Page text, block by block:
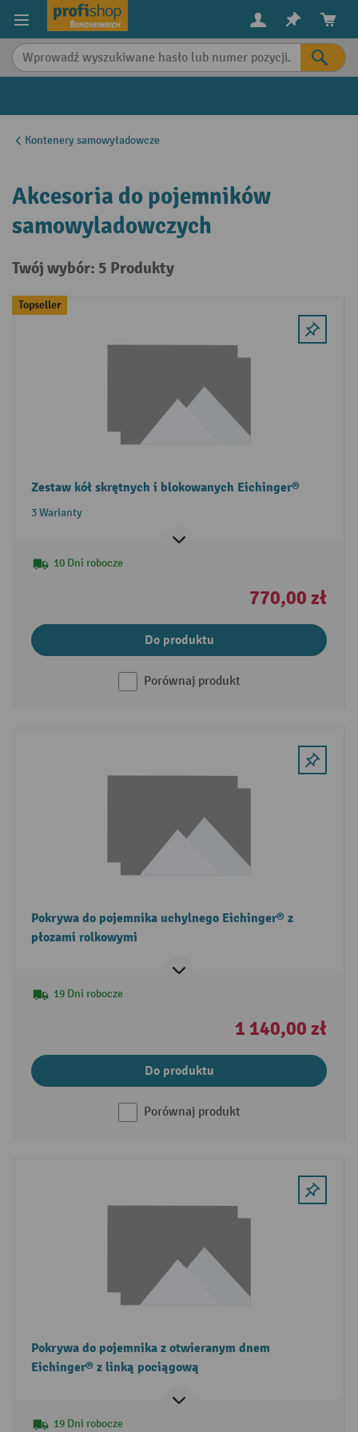
content
Kontenery samowyładowcze
Akcesoria do pojemników
samowyladowczych
Twój wybór: 5 Produkty
Topseller
Zestaw kół skrętnych i blokowanych Eichinger®
3 Warianty
10 Dni robocze
770,00 zł
Do produktu
Porównaj produkt
Pokrywa do pojemnika uchylnego Eichinger® z
płozami rolkowymi
19 Dni robocze
1 140,00 zł
Do produktu
Porównaj produkt
Pokrywa do pojemnika z otwieranym dnem
Eichinger® z linką pociągową
19 Dni robocze